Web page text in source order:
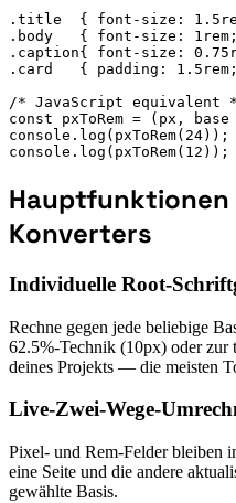
.title  { font-size:
.body   { font-size:
.caption{ font-size:
.card   { padding:
/* JavaScript equivalent
const pxToRem = (px,
Hauptfunktionen
Konverters
Individuelle Root-
Rechne gegen jede beliebige
62.5%-Technik (10px) oder zur
deines Projekts — die meisten
Live-Zwei-Wege-
Pixel- und Rem-Felder bleiben
eine Seite und die andere
gewählte Basis.